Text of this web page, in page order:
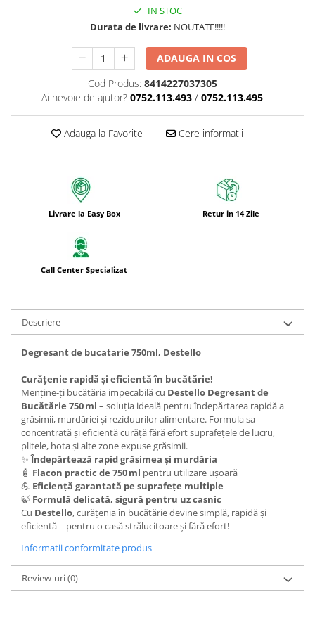
IN STOC
Durata de livrare: NOUTATE!!!!!
ADAUGA IN COS
Cod Produs: 8414227037305
Ai nevoie de ajutor? 0752.113.493 / 0752.113.495
Adauga la Favorite Cere informatii
Livrare la Easy Box Retur in 14 Zile
Call Center Specializat
Descriere
Degresant de bucatarie 750ml, Destello
Curățenie rapidă și eficientă în bucătărie!
Menține-ți bucătăria impecabilă cu Destello Degresant de
Bucătărie 750 ml – soluția ideală pentru îndepărtarea rapidă a
grăsimii, murdăriei și reziduurilor alimentare. Formula sa
concentrată și eficientă curăță fără efort suprafețele de lucru,
plitele, hota și alte zone expuse grăsimii.
✨Îndepărtează rapid grăsimea și murdăria
🧴 Flacon practic de 750 ml pentru utilizare ușoară
💪 Eficiență garantată pe suprafețe multiple
🍃 Formulă delicată, sigură pentru uz casnic
Cu Destello, curățenia în bucătărie devine simplă, rapidă și
eficientă – pentru o casă strălucitoare și fără efort!
Informatii conformitate produs
Review-uri(0)